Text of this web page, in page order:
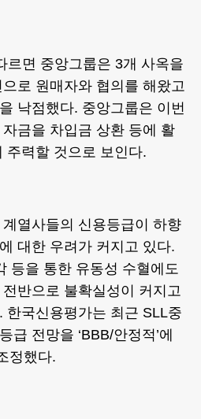
르면 중앙그룹은 3개 사옥을
로 원매자와 협의를 해왔고
낙점했다. 중앙그룹은 이번
금을 차입금 상환 등에 활
주력할 것으로 보인다.
열사들의 신용등급이 하향
대한 우려가 커지고 있다.
등을 통한 유동성 수혈에도
반으로 불확실성이 커지고
한국신용평가는 최근 SLL중
급 전망을 ‘BBB/안정적’에
정했다.